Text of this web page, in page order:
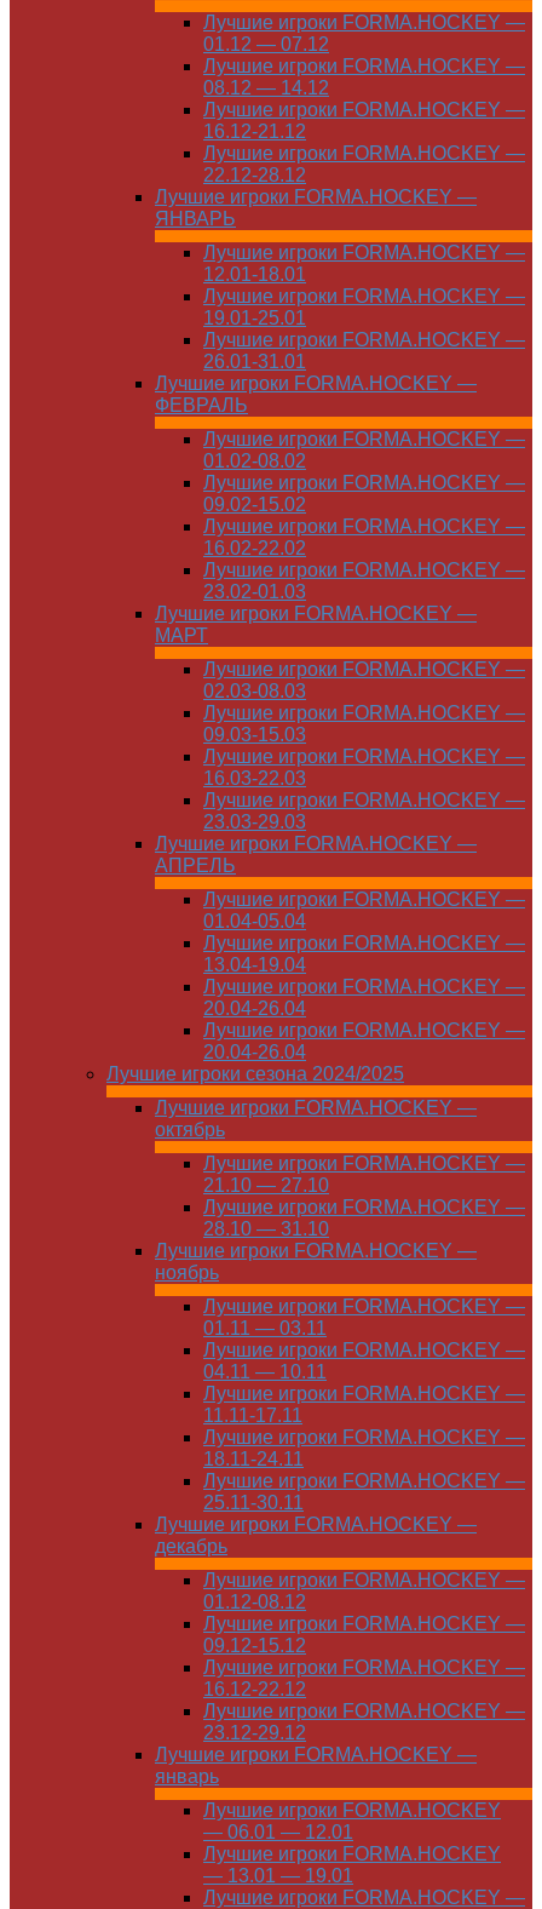
Лучшие игроки FORMA.HOCKEY —
01.12 — 07.12
Лучшие игроки FORMA.HOCKEY —
08.12 — 14.12
Лучшие игроки FORMA.HOCKEY —
16.12-21.12
Лучшие игроки FORMA.HOCKEY —
22.12-28.12
Лучшие игроки FORMA.HOCKEY —
ЯНВАРЬ
Лучшие игроки FORMA.HOCKEY —
12.01-18.01
Лучшие игроки FORMA.HOCKEY —
19.01-25.01
Лучшие игроки FORMA.HOCKEY —
26.01-31.01
Лучшие игроки FORMA.HOCKEY —
ФЕВРАЛЬ
Лучшие игроки FORMA.HOCKEY —
01.02-08.02
Лучшие игроки FORMA.HOCKEY —
09.02-15.02
Лучшие игроки FORMA.HOCKEY —
16.02-22.02
Лучшие игроки FORMA.HOCKEY —
23.02-01.03
Лучшие игроки FORMA.HOCKEY —
МАРТ
Лучшие игроки FORMA.HOCKEY —
02.03-08.03
Лучшие игроки FORMA.HOCKEY —
09.03-15.03
Лучшие игроки FORMA.HOCKEY —
16.03-22.03
Лучшие игроки FORMA.HOCKEY —
23.03-29.03
Лучшие игроки FORMA.HOCKEY —
АПРЕЛЬ
Лучшие игроки FORMA.HOCKEY —
01.04-05.04
Лучшие игроки FORMA.HOCKEY —
13.04-19.04
Лучшие игроки FORMA.HOCKEY —
20.04-26.04
Лучшие игроки FORMA.HOCKEY —
20.04-26.04
Лучшие игроки сезона 2024/2025
Лучшие игроки FORMA.HOCKEY —
октябрь
Лучшие игроки FORMA.HOCKEY —
21.10 — 27.10
Лучшие игроки FORMA.HOCKEY —
28.10 — 31.10
Лучшие игроки FORMA.HOCKEY —
ноябрь
Лучшие игроки FORMA.HOCKEY —
01.11 — 03.11
Лучшие игроки FORMA.HOCKEY —
04.11 — 10.11
Лучшие игроки FORMA.HOCKEY —
11.11-17.11
Лучшие игроки FORMA.HOCKEY —
18.11-24.11
Лучшие игроки FORMA.HOCKEY —
25.11-30.11
Лучшие игроки FORMA.HOCKEY —
декабрь
Лучшие игроки FORMA.HOCKEY —
01.12-08.12
Лучшие игроки FORMA.HOCKEY —
09.12-15.12
Лучшие игроки FORMA.HOCKEY —
16.12-22.12
Лучшие игроки FORMA.HOCKEY —
23.12-29.12
Лучшие игроки FORMA.HOCKEY —
январь
Лучшие игроки FORMA.HOCKEY
— 06.01 — 12.01
Лучшие игроки FORMA.HOCKEY
— 13.01 — 19.01
Лучшие игроки FORMA.HOCKEY —